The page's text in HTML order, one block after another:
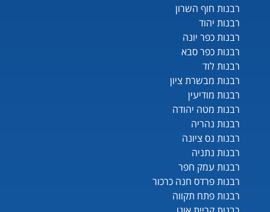
רבנות חוף השרון
רבנות יהוד
רבנות כפר יונה
רבנות כפר סבא
רבנות לוד
רבנות מבשרת ציון
רבנות מודיעין
רבנות מטה יהודה
רבנות נהריה
רבנות נס ציונה
רבנות נתניה
רבנות עמק חפר
רבנות פרדס חנה כרכור
רבנות פתח תקווה